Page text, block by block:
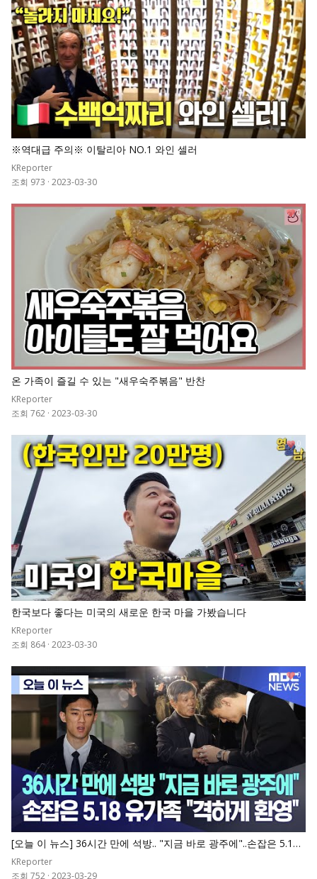
※역대급 주의※ 이탈리아 NO.1 와인 셀러
KReporter
조회 973 · 2023-03-30
온 가족이 즐길 수 있는 "새우숙주볶음" 반찬
KReporter
조회 762 · 2023-03-30
0
한국보다 좋다는 미국의 새로운 한국 마을 가봤습니다
KReporter
조회 864 · 2023-03-30
0
[오늘 이 뉴스] 36시간 만에 석방.. "지금 바로 광주에"..손잡은 5.18
유가족 "격하게 환영"
KReporter
조회 752 · 2023-03-29
0